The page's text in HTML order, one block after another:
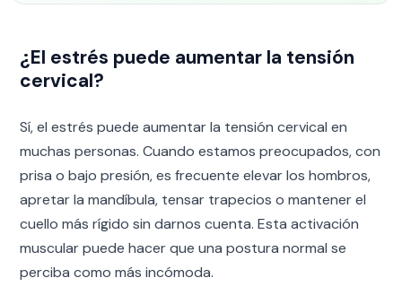
¿El estrés puede aumentar la tensión
cervical?
Sí, el estrés puede aumentar la tensión cervical en
muchas personas. Cuando estamos preocupados, con
prisa o bajo presión, es frecuente elevar los hombros,
apretar la mandíbula, tensar trapecios o mantener el
cuello más rígido sin darnos cuenta. Esta activación
muscular puede hacer que una postura normal se
perciba como más incómoda.